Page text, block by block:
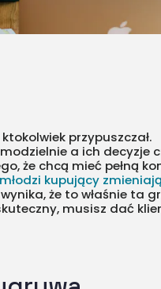
przypuszczał.
a ich decyzje
że chcą mieć pełną
kupujący
że to właśnie ta
musisz dać